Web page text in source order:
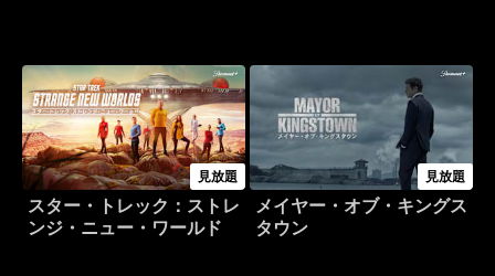
見放題
スター・トレック：ストレ
ンジ・ニュー・ワールド
見放題
メイヤー・オブ・キングス
タウン